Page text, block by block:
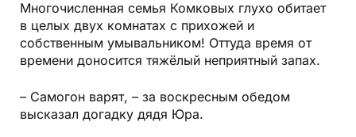
Многочисленная семья Комковых глухо обитает
в целых двух комнатах с прихожей и
собственным умывальником! Оттуда время от
времени доносится тяжёлый неприятный запах.
– Самогон варят, – за воскресным обедом
высказал догадку дядя Юра.